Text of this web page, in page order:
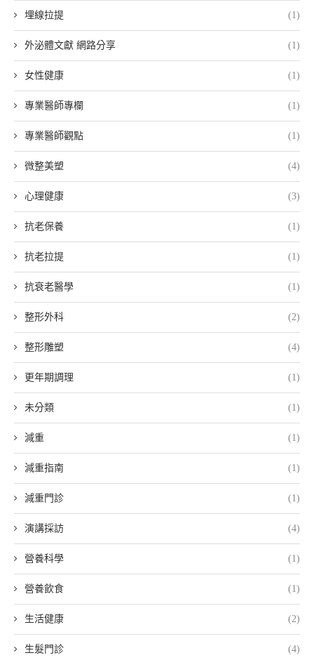
埋線拉提 (1)
外泌體文獻 網路分享 (1)
女性健康 (1)
專業醫師專欄 (1)
專業醫師觀點 (1)
微整美塑 (4)
心理健康 (3)
抗老保養 (1)
抗老拉提 (1)
抗衰老醫學 (1)
整形外科 (2)
整形雕塑 (4)
更年期調理 (1)
未分類 (1)
減重 (1)
減重指南 (1)
減重門診 (1)
演講採訪 (4)
營養科學 (1)
營養飲食 (1)
生活健康 (2)
生髮門診 (4)